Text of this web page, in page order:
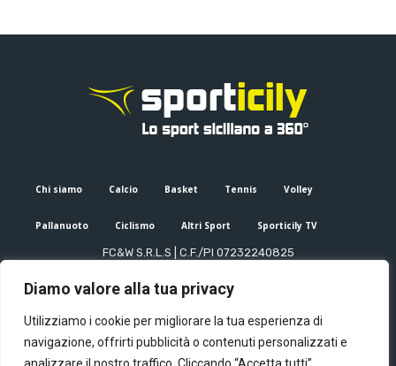
Diamo valore alla tua privacy
Utilizziamo i cookie per migliorare la tua esperienza di
navigazione, offrirti pubblicità o contenuti personalizzati e
Chi siamo Calcio Basket Tennis Volley
Pallanuoto Ciclismo Altri Sport Sporticily TV
FC&W S.R.L.S | C.F./PI 07232240825
Editore e direttore responsabile: Francesco Cammuca | Registro
Mail: info@sporticily.it| Telefono:+39 371 788 7216